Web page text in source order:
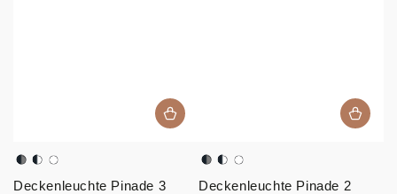
Schwarz,
Graphit
Schwarz,
Weiß
Weiß
Deckenleuchte Pinade 3
Schwarz,
Graphit
Schwarz,
Weiß
Weiß
Deckenleuchte Pinade 2